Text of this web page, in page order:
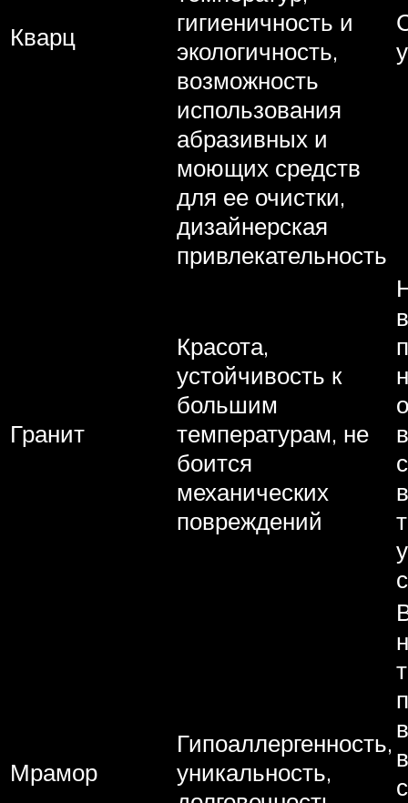
Кварц
гигиеничность и
экологичность,
возможность
использования
абразивных и
моющих средств
для ее очистки,
дизайнерская
привлекательность
Гранит
Красота,
устойчивость к
большим
температурам, не
боится
механических
повреждений
Мрамор
Гипоаллергенность,
уникальность,